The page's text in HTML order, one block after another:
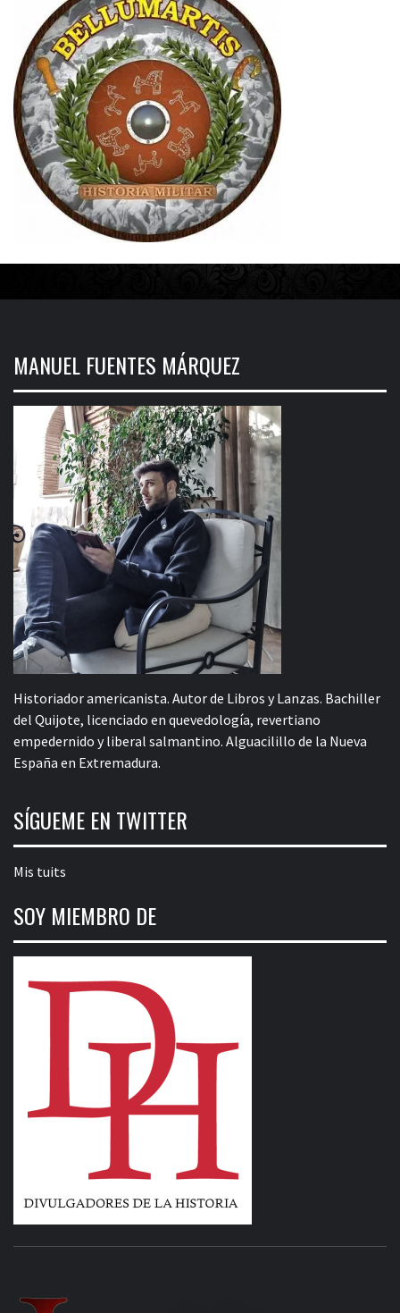
MANUEL FUENTES MÁRQUEZ
Historiador americanista. Autor de Libros y Lanzas. Bachiller
del Quijote, licenciado en quevedología, revertiano
empedernido y liberal salmantino. Alguacilillo de la Nueva
España en Extremadura.
SÍGUEME EN TWITTER
Mis tuits
SOY MIEMBRO DE